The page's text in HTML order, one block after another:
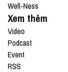
Well-Ness
Xem thêm
Video
Podcast
Event
RSS